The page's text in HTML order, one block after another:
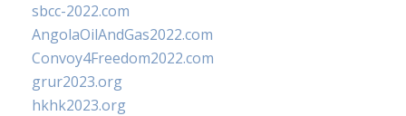
sbcc-2022.com
AngolaOilAndGas2022.com
Convoy4Freedom2022.com
grur2023.org
hkhk2023.org